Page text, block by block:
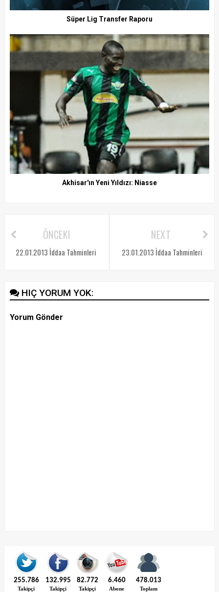
Süper Lig Transfer Raporu
Akhisar'ın Yeni Yıldızı: Niasse
NEXT
23.01.2013 İddaa Tahminleri
ÖNCEKI
22.01.2013 İddaa Tahminleri
HIÇ YORUM YOK:
Yorum Gönder
255.786
Takipçi
132.995
Takipçi
82.772
Takipçi
6.460
Abone
478.013
Toplam